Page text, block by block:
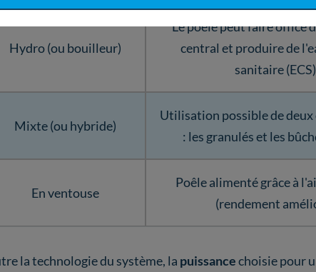
Hydro (ou bouilleur)
Le poêle peut faire office
central et produire de
sanitaire (ECS)
Mixte (ou hybride)
Utilisation possible de
: les granulés et les
En ventouse
Poêle alimenté grâce à
(rendement
la technologie du système, la puissancechoisie pour